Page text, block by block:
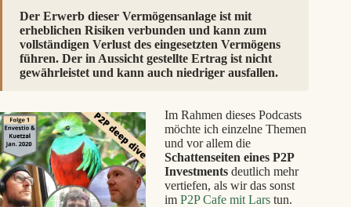
Der Erwerb dieser Vermögensanlage ist mit
erheblichen Risiken verbunden und kann zum
vollständigen Verlust des eingesetzten Vermögens
führen. Der in Aussicht gestellte Ertrag ist nicht
gewährleistet und kann auch niedriger ausfallen.
Im Rahmen dieses Podcasts
möchte ich einzelne Themen
und vor allem die
Schattenseiten eines P2P
Investments deutlich mehr
vertiefen, als wir das sonst
im P2P Cafe mit Lars tun.